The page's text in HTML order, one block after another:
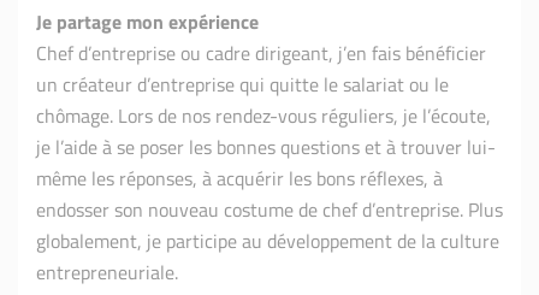
Je partage mon expérience
Chef d’entreprise ou cadre dirigeant, j’en fais bénéficier
un créateur d’entreprise qui quitte le salariat ou le
chômage. Lors de nos rendez-vous réguliers, je l’écoute,
je l’aide à se poser les bonnes questions et à trouver lui-
même les réponses, à acquérir les bons réflexes, à
endosser son nouveau costume de chef d’entreprise. Plus
globalement, je participe au développement de la culture
entrepreneuriale.